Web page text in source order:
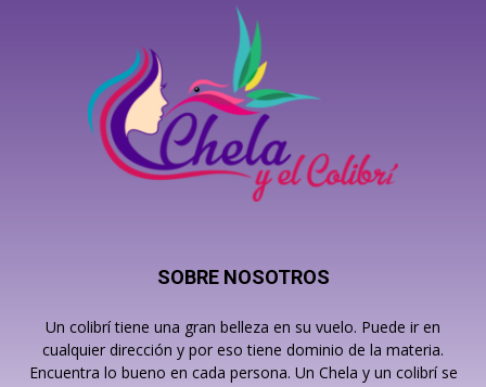
SOBRE NOSOTROS
Un colibrí tiene una gran belleza en su vuelo. Puede ir en
cualquier dirección y por eso tiene dominio de la materia.
Encuentra lo bueno en cada persona. Un Chela y un colibrí se